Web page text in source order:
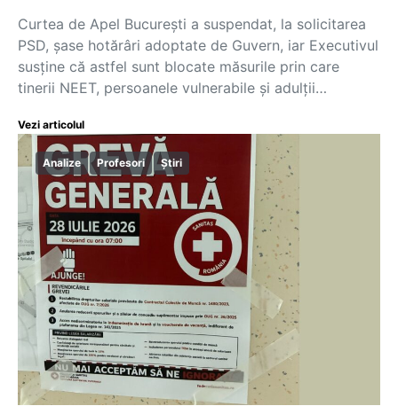
Curtea de Apel București a suspendat, la solicitarea
PSD, șase hotărâri adoptate de Guvern, iar Executivul
susține că astfel sunt blocate măsurile prin care
tinerii NEET, persoanele vulnerabile și adulții…
Vezi articolul
Analize Profesori Știri